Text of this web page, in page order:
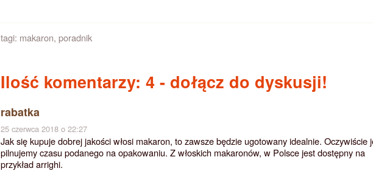
tagi: makaron, poradnik
Ilość komentarzy: 4 - dołącz do dyskusji!
rabatka
25 czerwca 2018 o 22:27
Jak się kupuje dobrej jakości włosi makaron, to zawsze będzie ugotowany idealnie. Oczywiście
pilnujemy czasu podanego na opakowaniu. Z włoskich makaronów, w Polsce jest dostępny na
przykład arrighi.